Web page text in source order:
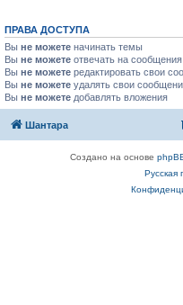
ПРАВА ДОСТУПА
Вы не можете начинать темы
Вы не можете отвечать на сообщения
Вы не можете редактировать свои
Вы не можете удалять свои
Вы не можете добавлять вложения
Шантара
Создано на основе
Русская